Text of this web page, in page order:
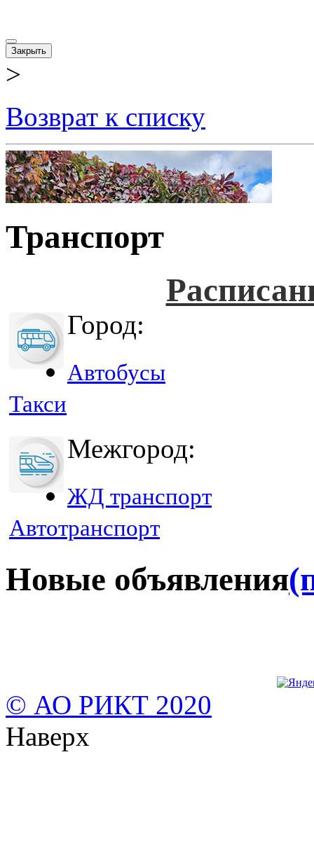
Закрыть
>
Возврат к списку
Транспорт
Город:
Автобусы
Такси
Межгород:
ЖД транспорт
Автотранспорт
Новые объявления
© АО РИКТ 2020
Наверх